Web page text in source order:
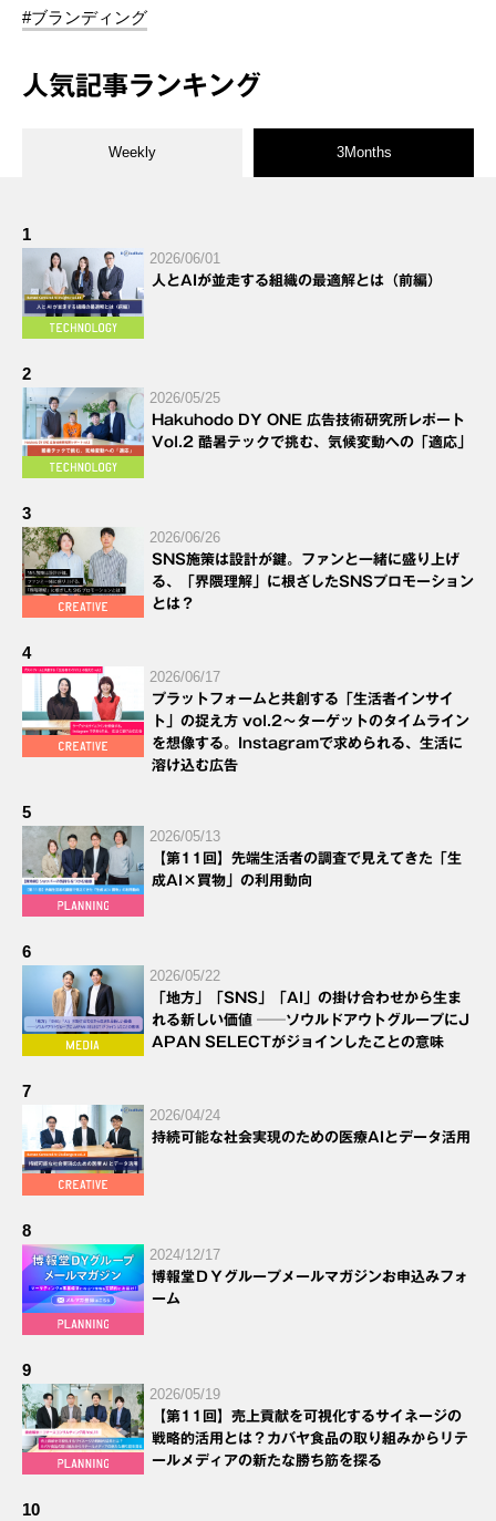
#ブランディング
人気記事ランキング
Weekly 3Months
1
2026/06/01
人とAIが並走する組織の最適解とは（前編）
2
2026/05/25
Hakuhodo DY ONE 広告技術研究所レポート
Vol.2 酷暑テックで挑む、気候変動への「適応」
3
2026/06/26
SNS施策は設計が鍵。ファンと一緒に盛り上げ
る、「界隈理解」に根ざしたSNSプロモーション
とは？
4
2026/06/17
プラットフォームと共創する「生活者インサイ
ト」の捉え方 vol.2～ターゲットのタイムライン
を想像する。Instagramで求められる、生活に
溶け込む広告
5
2026/05/13
【第11回】先端生活者の調査で見えてきた「生
成AI×買物」の利用動向
6
2026/05/22
「地方」「SNS」「AI」の掛け合わせから生ま
れる新しい価値 ──ソウルドアウトグループにJ
APAN SELECTがジョインしたことの意味
7
2026/04/24
持続可能な社会実現のための医療AIとデータ活用
8
2024/12/17
博報堂ＤＹグループメールマガジンお申込みフォ
ーム
9
2026/05/19
【第11回】売上貢献を可視化するサイネージの
戦略的活用とは？カバヤ食品の取り組みからリテ
ールメディアの新たな勝ち筋を探る
10